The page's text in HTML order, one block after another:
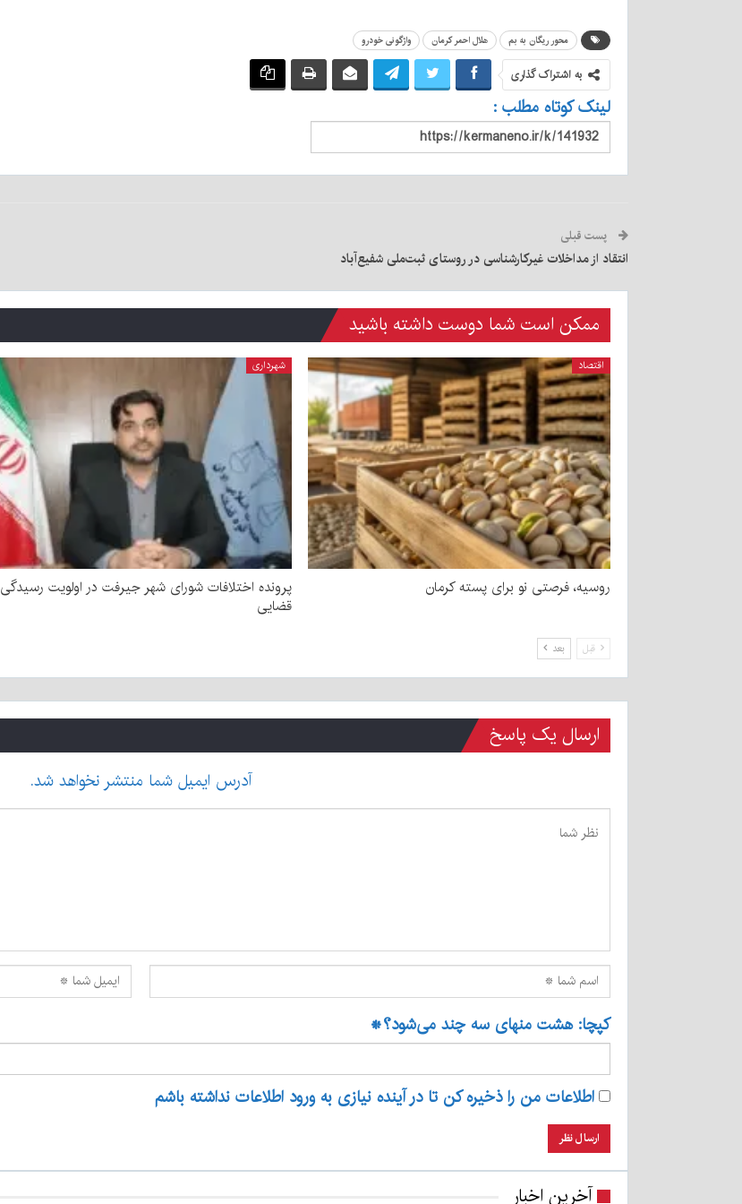
محور ریگان به بم هلال احمر کرمان واژگونی خودرو
به اشتراک گذاری
لینک کوتاه مطلب :
پست قبلی
انتقاد از مداخلات غیرکارشناسی در روستای ثبت‌ملی شفیع‌آباد
ممکن است شما دوست داشته باشید
اقتصاد
روسیه، فرصتی نو برای پسته کرمان
شهرداری
پرونده اختلافات شورای شهر جیرفت در اولویت رسیدگی
قضایی
قبل بعد
ارسال یک پاسخ
آدرس ایمیل شما منتشر نخواهد شد.
کپچا: هشت منهای سه چند می‌شود؟*
اطلاعات من را ذخیره کن تا در آینده نیازی به ورود اطلاعات نداشته باشم
آخرین اخبار